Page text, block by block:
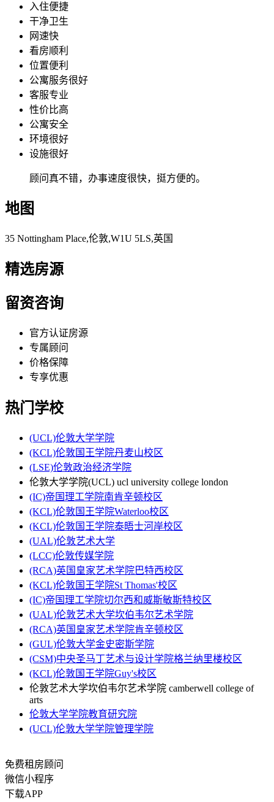
入住便捷
干净卫生
网速快
看房顺利
位置便利
公寓服务很好
客服专业
性价比高
公寓安全
环境很好
设施很好
顾问真不错，办事速度很快，挺方便的。
地图
35 Nottingham Place,伦敦,W1U 5LS,英国
精选房源
留资咨询
官方认证房源
专属顾问
价格保障
专享优惠
热门学校
(UCL)伦敦大学学院
(KCL)伦敦国王学院丹麦山校区
(LSE)伦敦政治经济学院
伦敦大学学院(UCL) ucl university college london
(IC)帝国理工学院南肯辛顿校区
(KCL)伦敦国王学院Waterloo校区
(KCL)伦敦国王学院泰晤士河岸校区
(UAL)伦敦艺术大学
(LCC)伦敦传媒学院
(RCA)英国皇家艺术学院巴特西校区
(KCL)伦敦国王学院St Thomas'校区
(IC)帝国理工学院切尔西和威斯敏斯特校区
(UAL)伦敦艺术大学坎伯韦尔艺术学院
(RCA)英国皇家艺术学院肯辛顿校区
(GUL)伦敦大学金史密斯学院
(CSM)中央圣马丁艺术与设计学院格兰纳里楼校区
(KCL)伦敦国王学院Guy's校区
伦敦艺术大学坎伯韦尔艺术学院 camberwell college of
arts
伦敦大学学院教育研究院
(UCL)伦敦大学学院管理学院
免费租房顾问
微信小程序
下载APP